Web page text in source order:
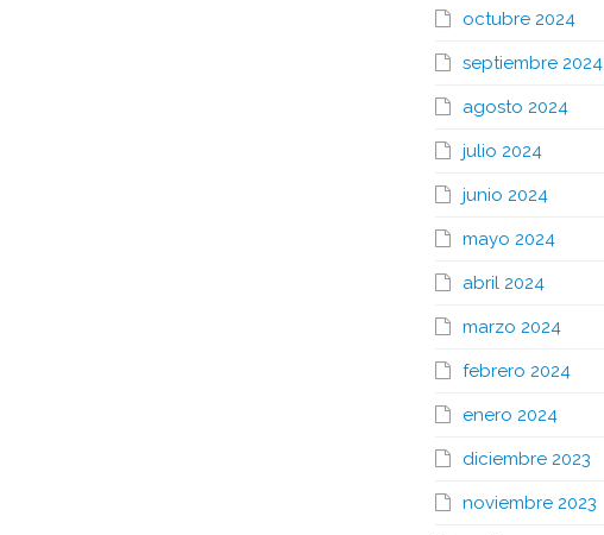
octubre 2024
septiembre 2024
agosto 2024
julio 2024
junio 2024
mayo 2024
abril 2024
marzo 2024
febrero 2024
enero 2024
diciembre 2023
noviembre 2023